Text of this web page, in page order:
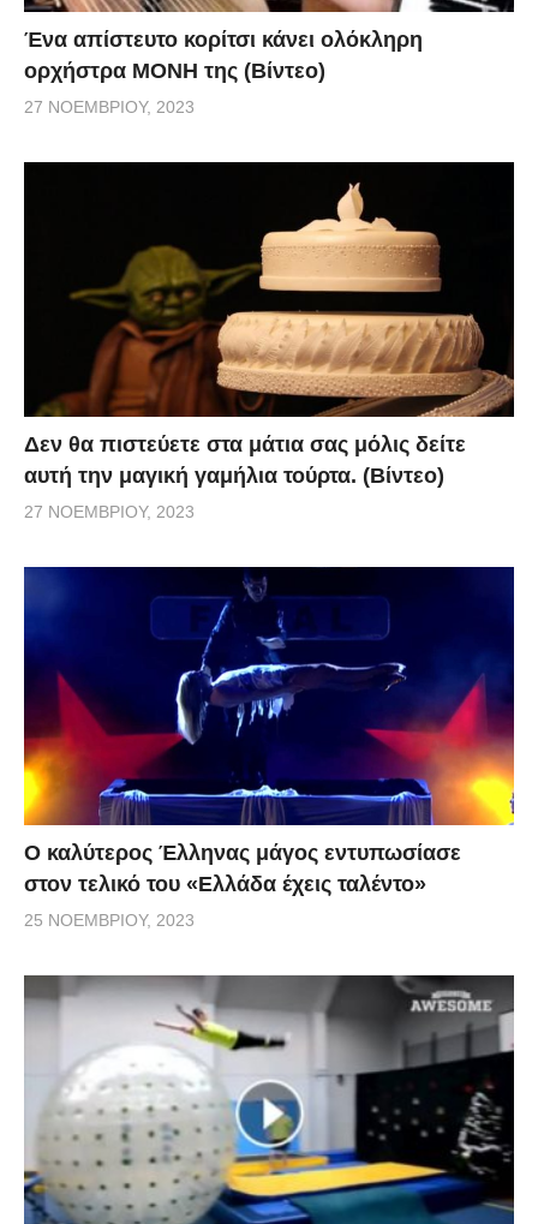
Ένα απίστευτο κορίτσι κάνει ολόκληρη
ορχήστρα ΜΟΝΗ της (Βίντεο)
27 ΝΟΕΜΒΡΊΟΥ, 2023
Δεν θα πιστεύετε στα μάτια σας μόλις δείτε
αυτή την μαγική γαμήλια τούρτα. (Βίντεο)
27 ΝΟΕΜΒΡΊΟΥ, 2023
Ο καλύτερος Έλληνας μάγος εντυπωσίασε
στον τελικό του «Ελλάδα έχεις ταλέντο»
25 ΝΟΕΜΒΡΊΟΥ, 2023